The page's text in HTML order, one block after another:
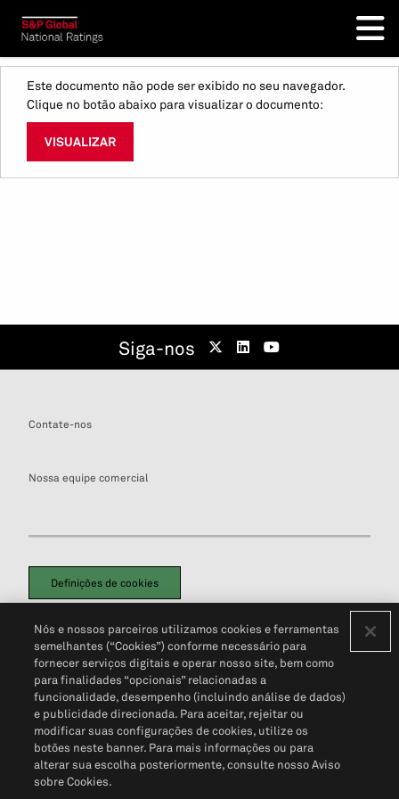
Este documento não pode ser exibido no seu navegador.
Clique no botão abaixo para visualizar o documento:
VISUALIZAR
Siga-nos
Contate-nos
Nossa equipe comercial
Definições de cookies
Política de PrivacidadePortal de privacidade do cliente (em inglês)
Não Venda Minhas Informações Pessoais© 2026 S&P Global
Nós e nossos parceiros utilizamos cookies e ferramentas
semelhantes (“Cookies”) conforme necessário para
fornecer serviços digitais e operar nosso site, bem como
para finalidades “opcionais” relacionadas a
funcionalidade, desempenho (incluindo análise de dados)
e publicidade direcionada. Para aceitar, rejeitar ou
modificar suas configurações de cookies, utilize os
botões neste banner. Para mais informações ou para
alterar sua escolha posteriormente, consulte nosso Aviso
sobre Cookies.